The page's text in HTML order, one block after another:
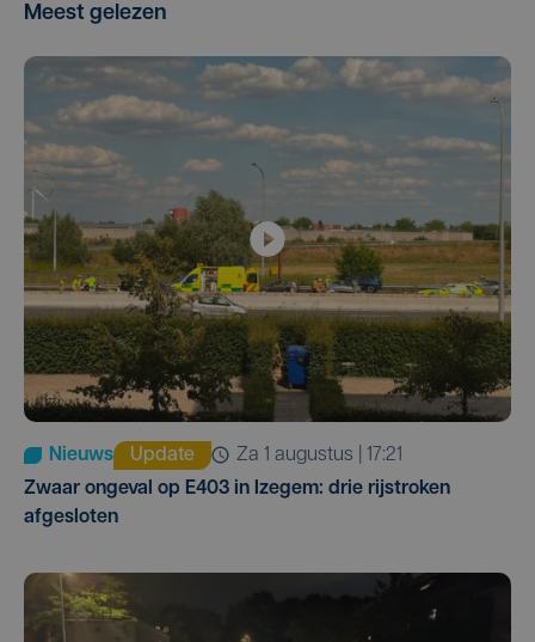
Meest gelezen
Nieuws Update
za 1 augustus | 17:21
Zwaar ongeval op E403 in Izegem: drie rijstroken
afgesloten